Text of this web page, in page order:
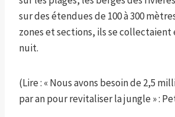
sur des étendues de 100 à 300
zones et sections, ils se
nuit.
(Lire : « Nous avons besoin de 2,5
par an pour revitaliser la jungle » :